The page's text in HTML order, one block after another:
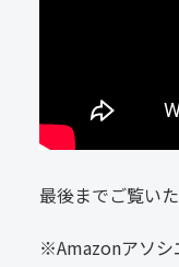
最後までご覧い
※Amazonアソシ